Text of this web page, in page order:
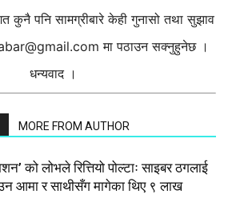
कुनै पनि सामग्रीबारे केही गुनासो तथा सुझाव
मा पठाउन सक्नुहुनेछ ।
धन्यवाद ।
MORE FROM AUTHOR
को लोभले रित्तियो पोल्टाः साइबर ठगलाई
आमा र साथीसँग मागेका थिए ९ लाख